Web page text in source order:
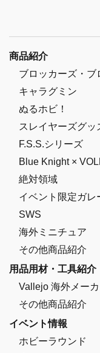
商品紹介
ブロッカーズ・ブ
キャラグミン
ぬるホビ！
スレイヤーズグッ
F.S.S.シリーズ
Blue Knight ×
絶対領域
イベント限定ガレ
SWS
海外ミニチュア
その他商品紹介
用品用材・工具紹介
Vallejo 海外メー
その他商品紹介
イベント情報
ホビーラウンド